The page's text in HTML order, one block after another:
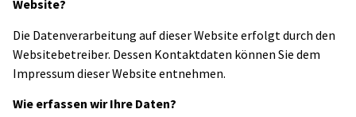
Website?
Die Datenverarbeitung auf dieser Website erfolgt durch den
Websitebetreiber. Dessen Kontaktdaten können Sie dem
Impressum dieser Website entnehmen.
Wie erfassen wir Ihre Daten?